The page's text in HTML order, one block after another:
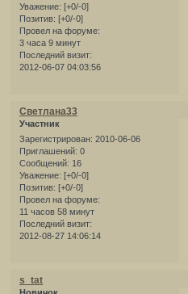
Уважение: [+0/-0]
Позитив: [+0/-0]
Провел на форуме:
3 часа 9 минут
Последний визит:
2012-06-07 04:03:56
Светлана33
Участник
Зарегистрирован: 2010-06-06
Приглашений: 0
Сообщений: 16
Уважение: [+0/-0]
Позитив: [+0/-0]
Провел на форуме:
11 часов 58 минут
Последний визит:
2012-08-27 14:06:14
s_tat